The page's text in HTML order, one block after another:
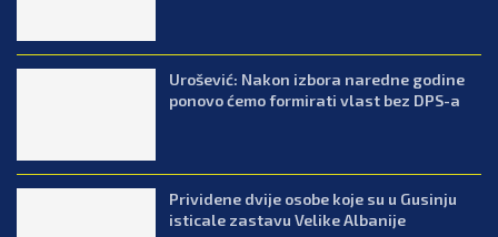
Urošević: Nakon izbora naredne godine
ponovo ćemo formirati vlast bez DPS-a
Prividene dvije osobe koje su u Gusinju
isticale zastavu Velike Albanije